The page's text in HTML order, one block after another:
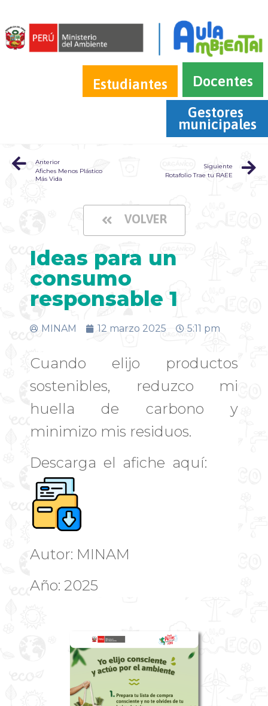
Estudiantes
Docentes
Gestores
municipales
Anterior
Afiches Menos Plástico
Más Vida
Siguiente
Rotafolio Trae tu RAEE
VOLVER
Ideas para un
consumo
responsable 1
MINAM 12 marzo 2025 5:11 pm
Cuando elijo productos
sostenibles, reduzco mi
huella de carbono y
minimizo mis residuos.
Descarga el afiche aquí:
Autor: MINAM
Año: 2025